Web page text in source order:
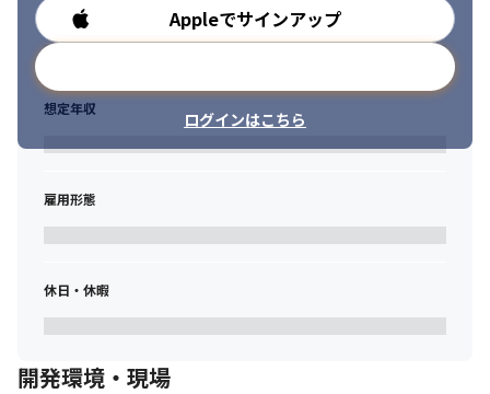
Appleでサインアップ
ログインはこちら
勤務時間
想定年収
雇用形態
休日・休暇
開発環境・現場